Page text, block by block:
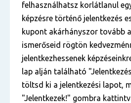
felhasználhatsz korlátlanul
képzésre történő jelentkezés
kupont akárhányszor tovább
ismerőseid rögtön
jelentkezhessenek
lap alján található
töltsd ki a jelentkezési lapot,
"Jelentkezek!" gombra